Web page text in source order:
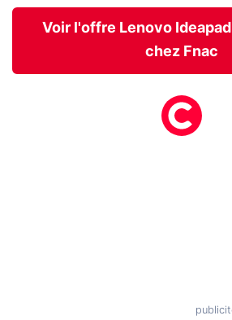
Voir l'offre Lenovo
chez Fnac